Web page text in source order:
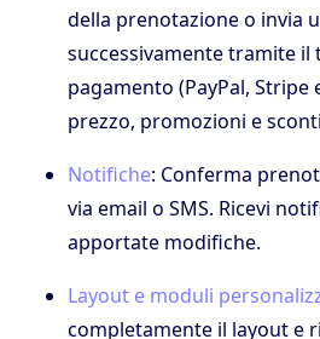
della prenotazione o invia
successivamente tramite il
pagamento (PayPal,
prezzo, promozioni e
Notifiche: Conferma
via email o SMS. Ricevi
apportate modifiche.
Layout e moduli
completamente il layout e